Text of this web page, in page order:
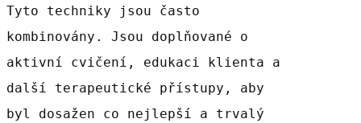
Tyto techniky jsou často
kombinovány. Jsou doplňované o
aktivní cvičení, edukaci klienta a
další terapeutické přístupy, aby
byl dosažen co nejlepší a trvalý